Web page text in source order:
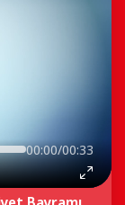
00:00/00:33